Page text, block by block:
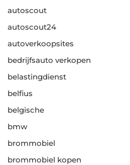
autoscout
autoscout24
autoverkoopsites
bedrijfsauto verkopen
belastingdienst
belfius
belgische
bmw
brommobiel
brommobiel kopen